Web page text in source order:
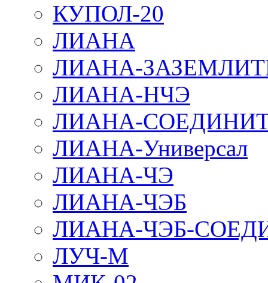
КУПОЛ-20
ЛИАНА
ЛИАНА-
ЛИАНА-НЧЭ
ЛИАНА-
ЛИАНА-Универсал
ЛИАНА-ЧЭ
ЛИАНА-ЧЭБ
ЛИАНА-ЧЭБ-
ЛУЧ-М